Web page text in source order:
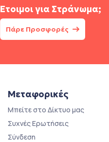
Έτοιμοι για Στράνωμα;
Πάρε Προσφορές
Μεταφορικές
Μπείτε στο Δίκτυο μας
Συχνές Ερωτήσεις
Σύνδεση